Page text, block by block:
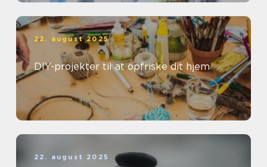
22. august 2025
DIY-projekter til at opfriske dit hjem
22. august 2025